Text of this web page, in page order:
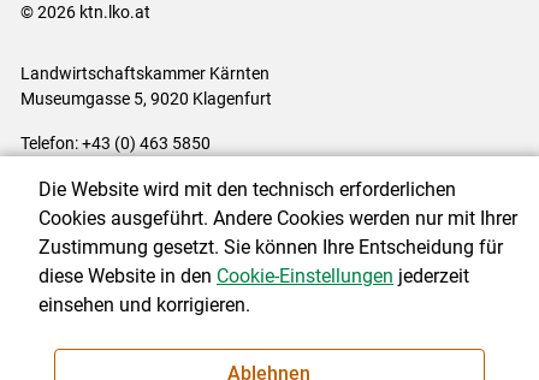
© 2026 ktn.lko.at
Landwirtschaftskammer Kärnten
Museumgasse 5, 9020 Klagenfurt
Telefon: +43 (0) 463 5850
Impressum|Kontakt|Datenschutzerklärung|Barrierefreiheit|
Cookie-Einstellungen
NEWSLETTER
Die Website wird mit den technisch erforderlichen
Cookies ausgeführt. Andere Cookies werden nur mit Ihrer
Zustimmung gesetzt. Sie können Ihre Entscheidung für
diese Website in den Cookie-Einstellungen jederzeit
einsehen und korrigieren.
Ablehnen